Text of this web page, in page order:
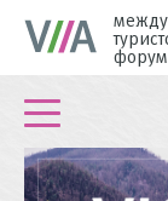
форум